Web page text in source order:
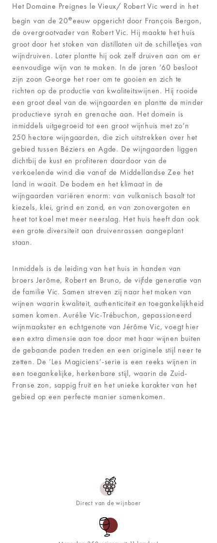
Het Domaine Preignes le Vieux/ Robert Vic werd in het
begin van de 20eeeuw opgericht door François Bergon,
de overgrootvader van Robert Vic. Hij maakte het huis
groot door het stoken van distillaten uit de schilletjes van
wijndruiven. Later plantte hij ook zelf druiven aan om er
eenvoudige wijn van te maken. In de jaren ’60 besloot
zijn zoon George het roer om te gooien en zich te
richten op de productie van kwaliteitswijnen. Hij rooide
een groot deel van de wijngaarden en plantte de minder
productieve syrah en grenache aan. Het domein is
inmiddels uitgegroeid tot een groot wijnhuis met zo’n
250 hectare wijngaarden, die zich uitstrekken over het
gebied tussen Béziers en Agde. De wijngaarden liggen
dichtbij de kust en profiteren daardoor van de
verkoelende wind die vanaf de Middellandse Zee het
land in waait. De bodem en het klimaat in de
wijngaarden variëren enorm: van vulkanisch basalt tot
kiezels, klei, grind en zand, en van zonovergoten en
heet tot koel met meer neerslag. Het huis heeft dan ook
een grote diversiteit aan druivenrassen aangeplant
staan.
Inmiddels is de leiding van het huis in handen van
broers Jerôme, Robert en Bruno, de vijfde generatie van
de familie Vic. Samen streven zij naar het maken van
wijnen waarin kwaliteit, authenticiteit en toegankelijkheid
samen komen. Aurélie Vic-Trébuchon, gepassioneerd
wijnmaakster en echtgenote van Jérôme Vic, voegt hier
een extra dimensie aan toe door met haar wijnen buiten
de gebaande paden treden en een originele stijl neer te
zetten. De ‘Les Magiciens’-serie is een reeks wijnen in
een toegankelijke, herkenbare stijl, waarin de Zuid-
Franse zon, sappig fruit en het unieke karakter van het
gebied op een perfecte manier samenkomen.
Direct van de wijnboer